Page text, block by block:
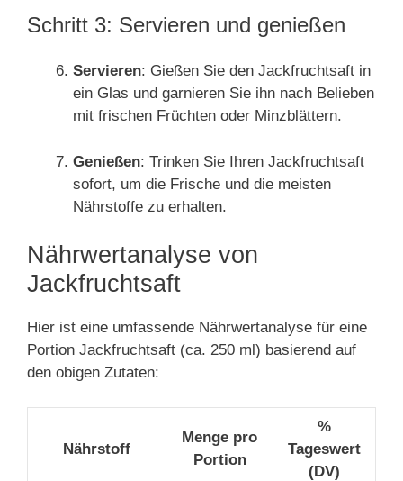
Schritt 3: Servieren und genießen
Servieren: Gießen Sie den Jackfruchtsaft in
ein Glas und garnieren Sie ihn nach Belieben
mit frischen Früchten oder Minzblättern.
Genießen: Trinken Sie Ihren Jackfruchtsaft
sofort, um die Frische und die meisten
Nährstoffe zu erhalten.
Nährwertanalyse von
Jackfruchtsaft
Hier ist eine umfassende Nährwertanalyse für eine
Portion Jackfruchtsaft (ca. 250 ml) basierend auf
den obigen Zutaten:
Nährstoff
Menge pro
Portion
%
Tageswert
(DV)